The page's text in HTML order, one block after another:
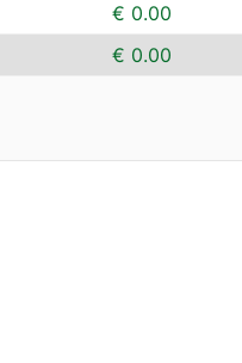
€ 0.00
€ 0.00